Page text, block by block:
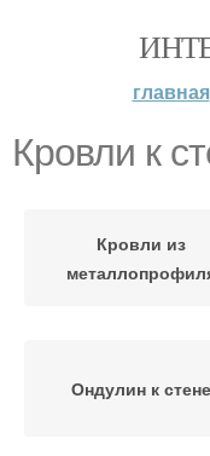
главная
Кровли к
Кровли из
Ондулин к стене